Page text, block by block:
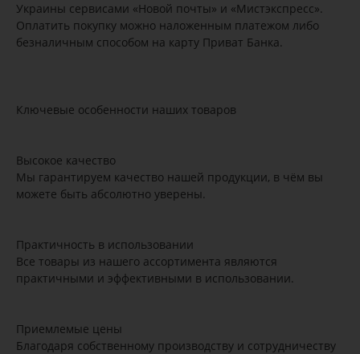
Украины сервисами «Новой почты» и «Мистэкспресс».
Оплатить покупку можно наложенным платежом либо
безналичным способом на карту Приват Банка.
Ключевые особенности наших товаров
Высокое качество
Мы гарантируем качество нашей продукции, в чём вы
можете быть абсолютно уверены.
Практичность в использовании
Все товары из нашего ассортимента являются
практичными и эффективными в использовании.
Приемлемые цены
Благодаря собственному производству и сотрудничеству